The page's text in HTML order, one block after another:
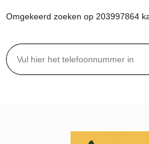
Omgekeerd zoeken op 203997864